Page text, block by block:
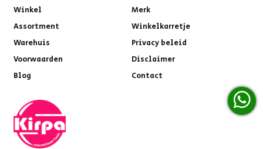
Winkel
Merk
Assortment
Winkelkarretje
Warehuis
Privacy beleid
Voorwaarden
Disclaimer
Blog
Contact